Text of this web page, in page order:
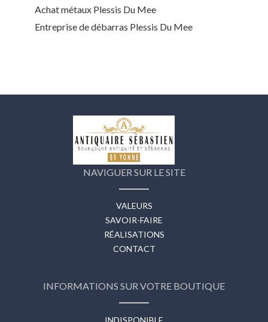
Achat métaux Plessis Du Mee
Entreprise de débarras Plessis Du Mee
NAVIGUER SUR LE SITE
VALEURS
SAVOIR-FAIRE
RÉALISATIONS
CONTACT
INFORMATIONS SUR VOTRE BOUTIQUE
INDISPONIBLE